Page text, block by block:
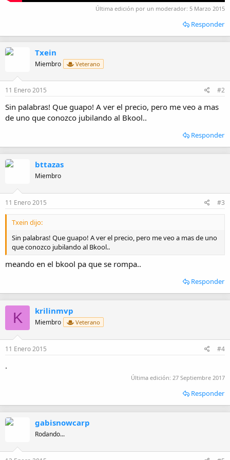
Última edición por un moderador: 5 Marzo 2015
Responder
Txein
Miembro Veterano
11 Enero 2015 #2
Sin palabras! Que guapo! A ver el precio, pero me veo a mas
de uno que conozco jubilando al Bkool..
Responder
bttazas
Miembro
11 Enero 2015 #3
Txein dijo:
Sin palabras! Que guapo! A ver el precio, pero me veo a mas de uno
que conozco jubilando al Bkool..
meando en el bkool pa que se rompa..
Responder
K krilinmvp
Miembro Veterano
11 Enero 2015 #4
.
Última edición: 27 Septiembre 2017
Responder
gabisnowcarp
Rodando...